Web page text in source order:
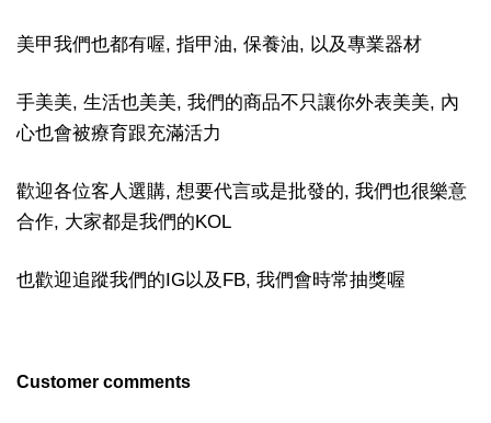
美甲我們也都有喔, 指甲油, 保養油, 以及專業器材
手美美, 生活也美美, 我們的商品不只讓你外表美美, 內
心也會被療育跟充滿活力
歡迎各位客人選購, 想要代言或是批發的, 我們也很樂意
合作, 大家都是我們的KOL
也歡迎追蹤我們的IG以及FB, 我們會時常抽獎喔
Customer comments